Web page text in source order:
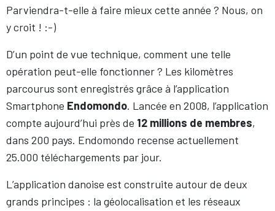
Parviendra-t-elle à faire mieux cette année ? Nous, on
y croit ! :-)
D’un point de vue technique, comment une telle
opération peut-elle fonctionner ? Les kilomètres
parcourus sont enregistrés grâce à l’application
Smartphone Endomondo. Lancée en 2008, l’application
compte aujourd’hui près de 12 millions de membres,
dans 200 pays. Endomondo recense actuellement
25.000 téléchargements par jour.
L’application danoise est construite autour de deux
grands principes : la géolocalisation et les réseaux